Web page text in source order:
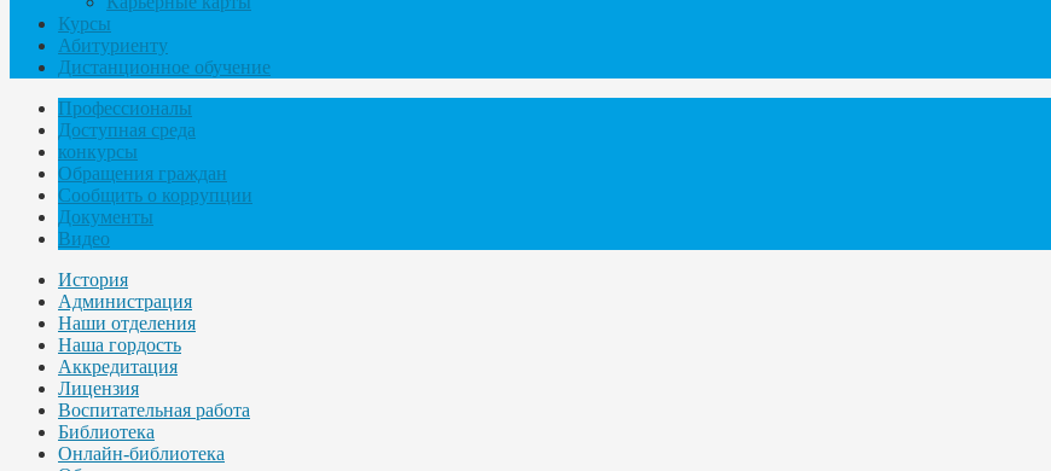
Курсы
Абитуриенту
Дистанционное обучение
Профессионалы
Доступная среда
конкурсы
Обращения граждан
Сообщить о коррупции
Документы
Видео
История
Администрация
Наши отделения
Наша гордость
Аккредитация
Лицензия
Воспитательная работа
Библиотека
Онлайн-библиотека